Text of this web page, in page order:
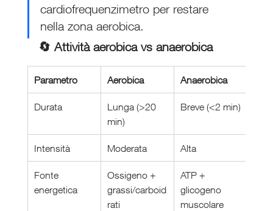
cardiofrequenzimetro per restare
nella zona aerobica.
🔄 Attività aerobica vs anaerobica
Parametro Aerobica Anaerobica
Durata
Lunga (>20
min)
Breve (<2 min)
Intensità Moderata Alta
Fonte
energetica
Ossigeno +
grassi/carboid
rati
ATP +
glicogeno
muscolare